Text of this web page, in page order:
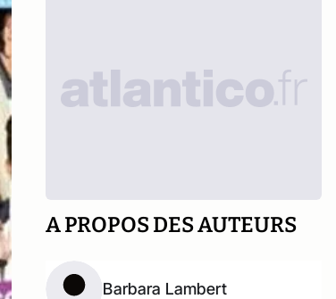
A PROPOS DES AUTEURS
Barbara Lambert